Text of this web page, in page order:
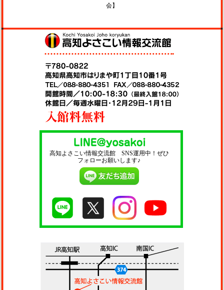
会】
高知よさこい情報交流館 SNS運用中！ぜひ
フォローお願いします♪